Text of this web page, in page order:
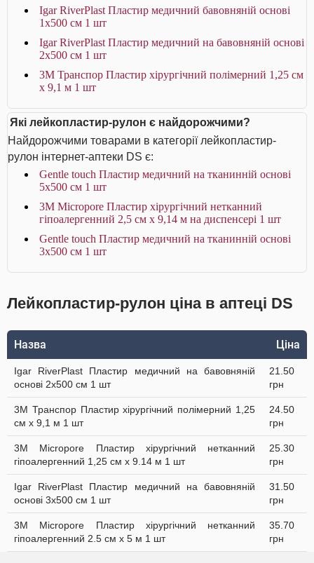
Igar RiverPlast Пластир медичний бавовняній основі
1х500 см 1 шт
Igar RiverPlast Пластир медичний на бавовняній основі
2х500 см 1 шт
3M Транспор Пластир хірургічний полімерний 1,25 см
х 9,1 м 1 шт
Які лейкопластир-рулон є найдорожчими?
Найдорожчими товарами в категорії лейкопластир-
рулон інтернет-аптеки DS є:
Gentle touch Пластир медичний на тканинній основі
5х500 см 1 шт
3M Micropore Пластир хірургічний нетканний
гіпоалергенний 2,5 см х 9,14 м на диспенсері 1 шт
Gentle touch Пластир медичний на тканинній основі
3х500 см 1 шт
Лейкопластир-рулон ціна в аптеці DS
Назва Ціна
Igar RiverPlast Пластир медичний на бавовняній
основі 2х500 см 1 шт
21.50
грн
3M Транспор Пластир хірургічний полімерний 1,25
см х 9,1 м 1 шт
24.50
грн
3M Micropore Пластир хірургічний нетканний
гіпоалергенний 1,25 см х 9.14 м 1 шт
25.30
грн
Igar RiverPlast Пластир медичний на бавовняній
основі 3х500 см 1 шт
31.50
грн
3M Micropore Пластир хірургічний нетканний
гіпоалергенний 2.5 см х 5 м 1 шт
35.70
грн